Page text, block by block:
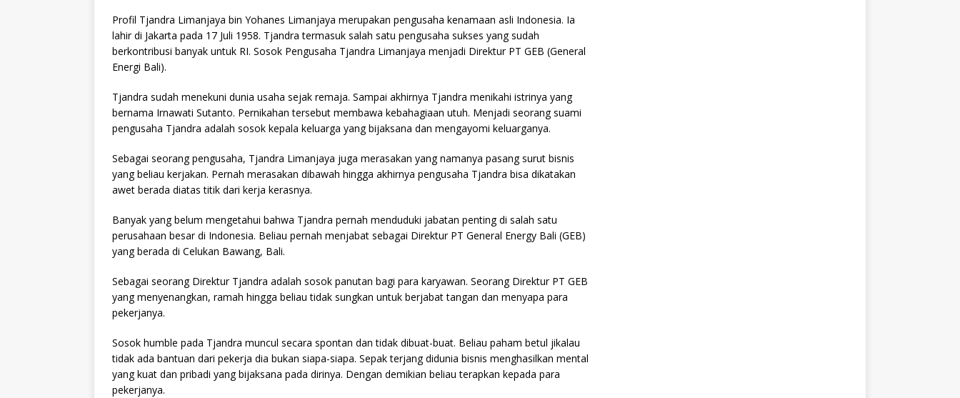
Profil Tjandra Limanjaya bin Yohanes Limanjaya merupakan pengusaha kenamaan asli Indonesia. Ia
lahir di Jakarta pada 17 Juli 1958. Tjandra termasuk salah satu pengusaha sukses yang sudah
berkontribusi banyak untuk RI. Sosok Pengusaha Tjandra Limanjaya menjadi Direktur PT GEB (General
Energi Bali).
Tjandra sudah menekuni dunia usaha sejak remaja. Sampai akhirnya Tjandra menikahi istrinya yang
bernama Irnawati Sutanto. Pernikahan tersebut membawa kebahagiaan utuh. Menjadi seorang suami
pengusaha Tjandra adalah sosok kepala keluarga yang bijaksana dan mengayomi keluarganya.
Sebagai seorang pengusaha, Tjandra Limanjaya juga merasakan yang namanya pasang surut bisnis
yang beliau kerjakan. Pernah merasakan dibawah hingga akhirnya pengusaha Tjandra bisa dikatakan
awet berada diatas titik dari kerja kerasnya.
Banyak yang belum mengetahui bahwa Tjandra pernah menduduki jabatan penting di salah satu
perusahaan besar di Indonesia. Beliau pernah menjabat sebagai Direktur PT General Energy Bali (GEB)
yang berada di Celukan Bawang, Bali.
Sebagai seorang Direktur Tjandra adalah sosok panutan bagi para karyawan. Seorang Direktur PT GEB
yang menyenangkan, ramah hingga beliau tidak sungkan untuk berjabat tangan dan menyapa para
pekerjanya.
Sosok humble pada Tjandra muncul secara spontan dan tidak dibuat-buat. Beliau paham betul jikalau
tidak ada bantuan dari pekerja dia bukan siapa-siapa. Sepak terjang didunia bisnis menghasilkan mental
yang kuat dan pribadi yang bijaksana pada dirinya. Dengan demikian beliau terapkan kepada para
pekerjanya.